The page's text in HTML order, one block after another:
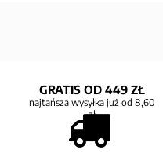
GRATIS OD 449 ZŁ
najtańsza wysyłka już od 8,60
zł